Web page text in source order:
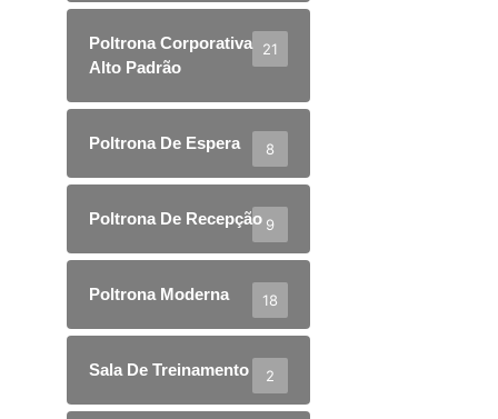
Poltrona Corporativa
Alto Padrão
21
Poltrona De Espera 8
Poltrona De Recepção 9
Poltrona Moderna 18
Sala De Treinamento 2